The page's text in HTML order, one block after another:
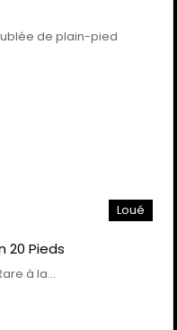
de plain-pied
Loué
20 Pieds
à la…